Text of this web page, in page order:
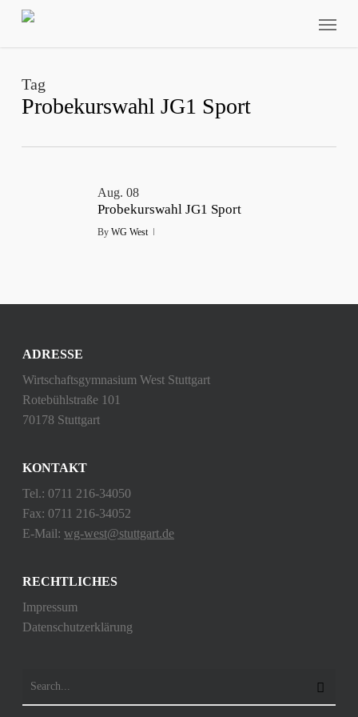
Skip
Tag
Probekurswahl JG1 Sport
Aug. 08
Probekurswahl JG1 Sport
By WG West
ADRESSE
Wirtschaftsgymnasium West Stuttgart
Rotebühlstraße 101
70178 Stuttgart
KONTAKT
Tel.: 0711 216-34050
Fax: 0711 216-34052
E-Mail: wg-west@stuttgart.de
RECHTLICHES
Impressum
Datenschutzerklärung